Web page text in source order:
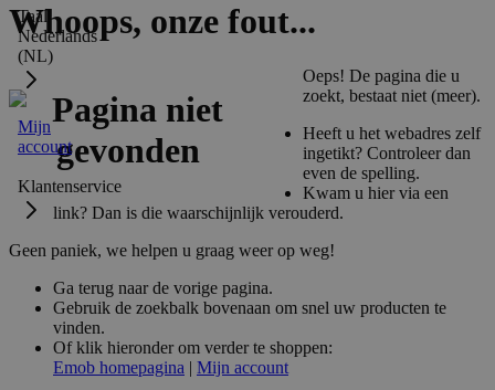
Taal:
Nederlands
(NL)
Mijn
account
Klantenservice
Whoops, onze fout...
Oeps! De pagina die u
zoekt, bestaat niet (meer).
Heeft u het webadres zelf
ingetikt? Controleer dan
even de spelling.
Kwam u hier via een
link? Dan is die waarschijnlijk verouderd.
Geen paniek, we helpen u graag weer op weg!
Ga terug naar de vorige pagina.
Gebruik de zoekbalk bovenaan om snel uw producten te
vinden.
Of klik hieronder om verder te shoppen:
Emob homepagina | Mijn account